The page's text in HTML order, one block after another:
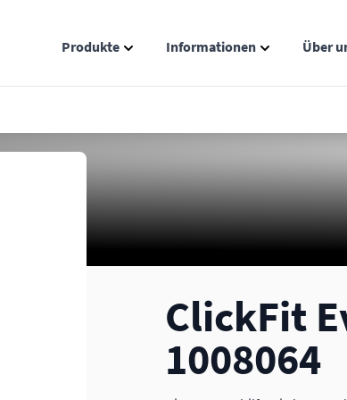
Produkte
Informationen
Über
ClickFit
1008064